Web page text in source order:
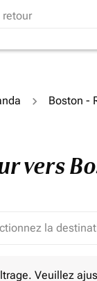
Boston -
vers
Veuillez